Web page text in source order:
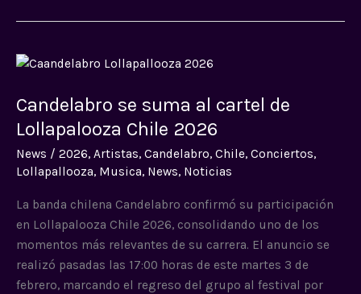
Candelabro se suma al cartel de
Lollapalooza Chile 2026
News / 2026, Artistas, Candelabro, Chile, Conciertos,
Lollapallooza, Musica, News, Noticias
La banda chilena Candelabro confirmó su participación
en Lollapalooza Chile 2026, consolidando uno de los
momentos más relevantes de su carrera. El anuncio se
realizó pasadas las 17:00 horas de este martes 3 de
febrero, marcando el regreso del grupo al festival por
Candelabro
suma
al
de
Lollapalooza
Chile
2026